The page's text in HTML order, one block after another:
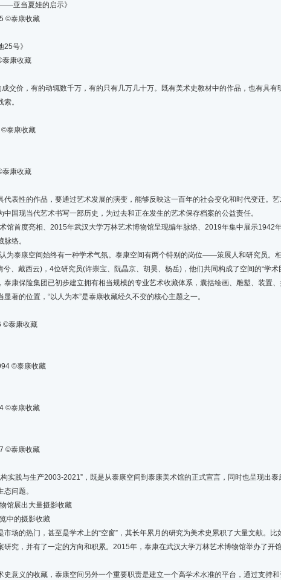
亚当夏娃的启示》
©️泰康收藏
号》
康收藏
价，有的动辄数千万，有的只有几万几十万。既有美术史教材中的作品，也有具有
。
泰康收藏
康收藏
性的作品，要通过艺术发展的演变，能够反映这一百年的社会变化和时代变迁。
中国现当代艺术书写一部历史，为过去和正在发生的艺术保存档案的公益责任。
首度亮相、2015年武汉大学万林艺术博物馆呈现编年脉络、2019年集中展示1942
络。
泰康空间始终有一种学术气氛。泰康空间有两个特别的岗位——策展人和研究员。
、戴西云)，4位研究员(许崇宝、阮晶京、胡昊、杨岳)，他们共同构成了空间的“学术
保险集团已初步建立拥有相当规模的专业艺术收藏体系，囊括绘画、雕塑、装置
著的位置，“以人为本”是泰康收藏经久不变的核心主题之一。
泰康收藏
©️泰康收藏
©️泰康收藏
©️泰康收藏
践与生产2003-2021”，既是从泰康空间到泰康美术馆的正式宣言，同时也呈现出
问题。
展出大量摄影收藏
中的摄影收藏
的热门，甚至是学术上的“空窗”，其长年累月的研究为美术史累积了大量文献。比
研究，并有了一定的方向和积累。2015年，泰康在武汉大学万林艺术博物馆举办了开
义的收藏，泰康空间另外一个重要职责是建立一个高学术水准的平台，通过支持